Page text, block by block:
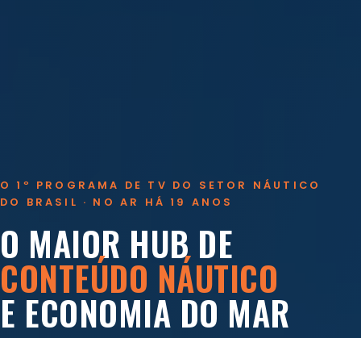
O 1º PROGRAMA DE TV DO SETOR NÁUTICO
DO BRASIL · NO AR HÁ 19 ANOS
O MAIOR HUB DE
CONTEÚDO NÁUTICO
E ECONOMIA DO MAR